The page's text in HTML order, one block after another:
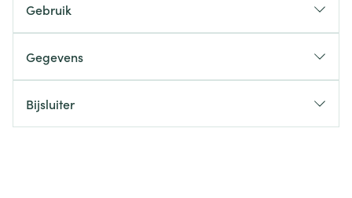
Gebruik
Gegevens
Bijsluiter